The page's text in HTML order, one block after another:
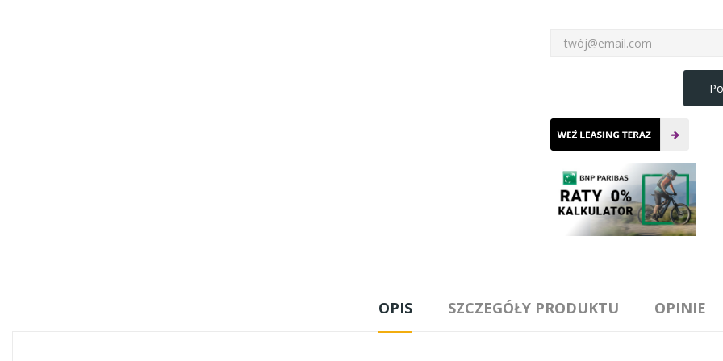
OPIS SZCZEGÓŁY PRODUKTU OPINIE